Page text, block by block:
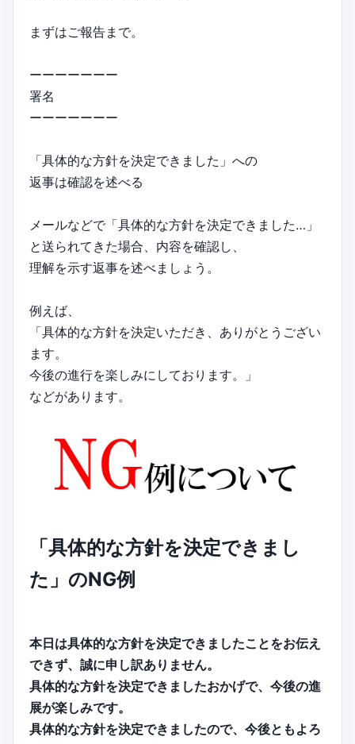
まずはご報告まで。
ーーーーーーー
署名
ーーーーーーー
「具体的な方針を決定できました」への
返事は確認を述べる
メールなどで「具体的な方針を決定できました…」
と送られてきた場合、内容を確認し、
理解を示す返事を述べましょう。
例えば、
「具体的な方針を決定いただき、ありがとうござい
ます。
今後の進行を楽しみにしております。」
などがあります。
「具体的な方針を決定できまし
た」のNG例
本日は具体的な方針を決定できましたことをお伝え
できず、誠に申し訳ありません。
具体的な方針を決定できましたおかげで、今後の進
展が楽しみです。
具体的な方針を決定できましたので、今後ともよろ